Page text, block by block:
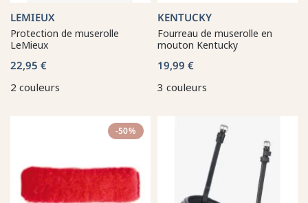
LEMIEUX
Protection de muserolle
LeMieux
22,95 €
2 couleurs
KENTUCKY
Fourreau de muserolle en
mouton Kentucky
19,99 €
3 couleurs
-50%